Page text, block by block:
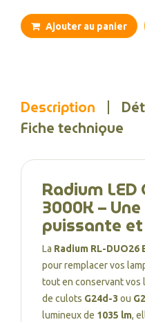
Ajouter au panier
Description
Fiche technique
Radium LED
3000K –
puissante
La Radium RL-DUO26
pour remplacer vos
tout en conservant vos
de culots G24d-3 ou
lumineux de 1035 lm,